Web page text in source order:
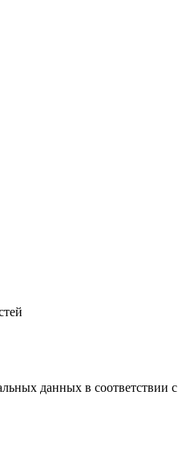
данных в соответствии с